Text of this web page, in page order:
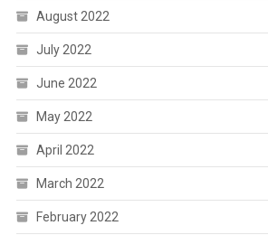
August 2022
July 2022
June 2022
May 2022
April 2022
March 2022
February 2022